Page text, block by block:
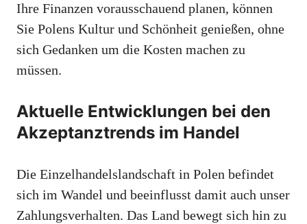
Ihre Finanzen vorausschauend planen, können
Sie Polens Kultur und Schönheit genießen, ohne
sich Gedanken um die Kosten machen zu
müssen.
Aktuelle Entwicklungen bei den
Akzeptanztrends im Handel
Die Einzelhandelslandschaft in Polen befindet
sich im Wandel und beeinflusst damit auch unser
Zahlungsverhalten. Das Land bewegt sich hin zu